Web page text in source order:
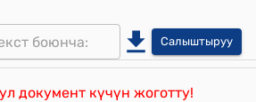
Салыштыруу
документ күчүн жоготту!